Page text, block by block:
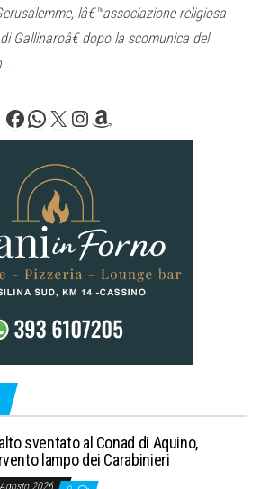
lâ€™associazione religiosa
Gallinaroâ€ dopo la scomunica del
Facebook
WhatsApp
X Instagram
Amazon
sventato al Conad di Aquino,
lampo dei Carabinieri
2026